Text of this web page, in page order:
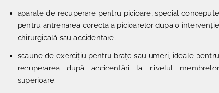
aparate de recuperare pentru picioare, special concepute
pentru antrenarea corectă a picioarelor după o intervenție
chirurgicală sau accidentare;
scaune de exercițiu pentru brațe sau umeri, ideale pentru
recuperarea după accidentări la nivelul membrelor
superioare.